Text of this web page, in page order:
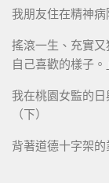
我朋友住在精神
搖滾一生、充實
自己喜歡的樣子。
我在桃園女監的
（下）
背著道德十字架